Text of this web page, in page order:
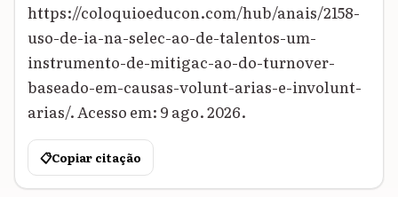
https://coloquioeducon.com/hub/anais/2158-
uso-de-ia-na-selec-ao-de-talentos-um-
instrumento-de-mitigac-ao-do-turnover-
baseado-em-causas-volunt-arias-e-involunt-
arias/. Acesso em: 9 ago. 2026.
📋Copiar citação